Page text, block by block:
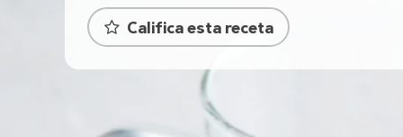
Califica esta receta